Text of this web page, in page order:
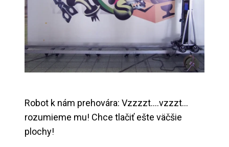
Robot k nám prehovára: Vzzzzt….vzzzt…
rozumieme mu! Chce tlačiť ešte väčšie
plochy!